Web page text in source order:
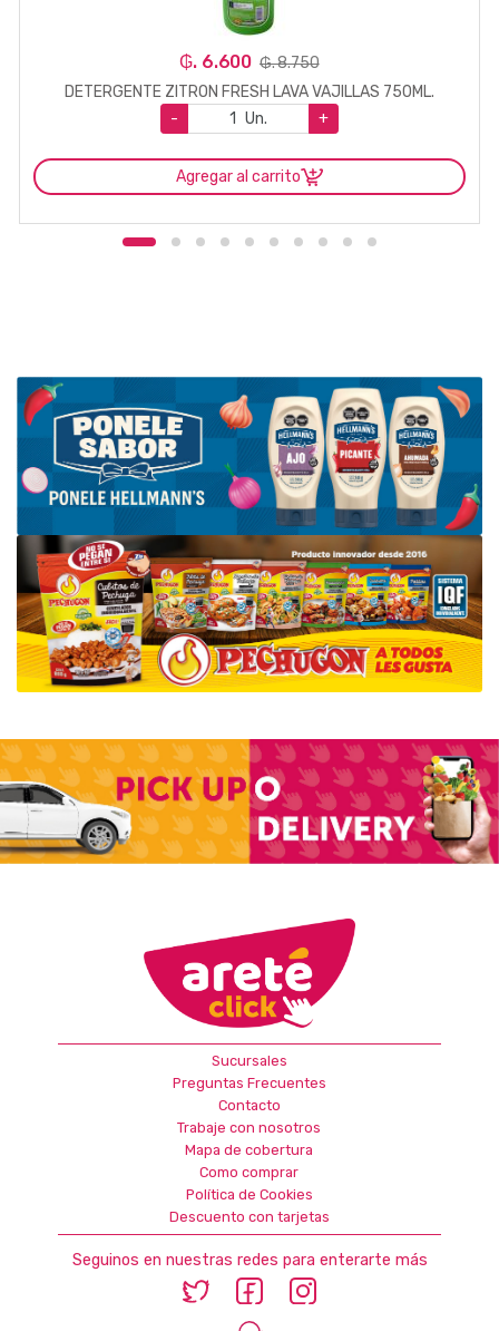
₲. 6.600 ₲. 8.750
DETERGENTE ZITRON FRESH LAVA VAJILLAS 750ML.
-
Un. +
Agregar al carrito
Sucursales
Preguntas Frecuentes
Contacto
Trabaje con nosotros
Mapa de cobertura
Como comprar
Política de Cookies
Descuento con tarjetas
Seguinos en nuestras redes para enterarte más